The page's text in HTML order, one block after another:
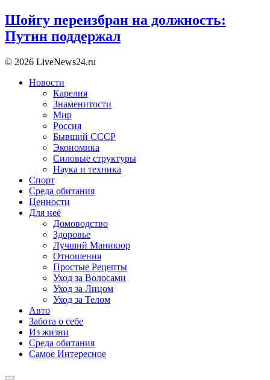
Шойгу переизбран на должность:
Путин поддержал
© 2026 LiveNews24.ru
Новости
Карелия
Знаменитости
Мир
Россия
Бывший СССР
Экономика
Силовые структуры
Наука и техника
Спорт
Среда обитания
Ценности
Для неё
Домоводство
Здоровье
Лучший Маникюр
Отношения
Простые Рецепты
Уход за Волосами
Уход за Лицом
Уход за Телом
Авто
Забота о себе
Из жизни
Среда обитания
Самое Интересное